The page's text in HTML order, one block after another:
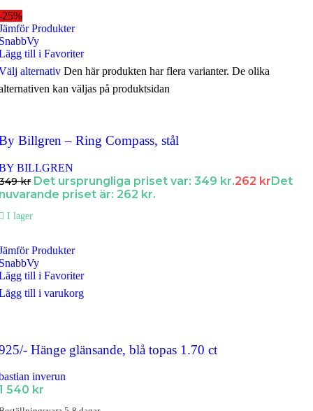
25%
Produkter
till i Favoriter
alternativ Den här produkten har flera varianter. De olika
kan väljas på produktsidan
Billgren – Ring Compass, stål
BILLGREN
kr Det ursprungliga priset var: 349 kr.262 krDet
priset är: 262 kr.
I lager
Produkter
till i Favoriter
till i varukorg
Hänge glänsande, blå topas 1.70 ct
inverun
540 kr